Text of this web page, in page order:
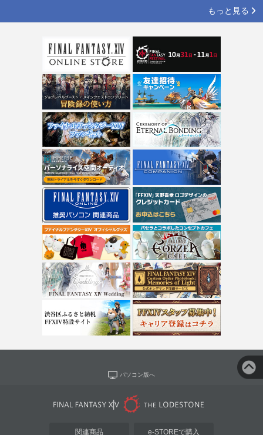
もっと見る
パソコン版へ
関連商品 e-STOREで購入